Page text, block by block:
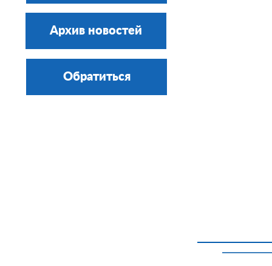
Архив новостей
Обратиться